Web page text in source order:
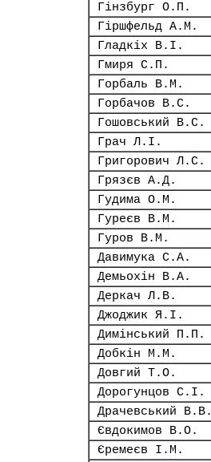
Гінзбург О.П.
Гіршфельд А.М.
Гладкіх В.І.
Гмиря С.П.
Горбаль В.М.
Горбачов В.С.
Гошовський В.С.
Грач Л.І.
Григорович Л.С.
Грязєв А.Д.
Гудима О.М.
Гуреєв В.М.
Гуров В.М.
Давимука С.А.
Демьохін В.А.
Деркач Л.В.
Джоджик Я.І.
Димінський П.П.
Добкін М.М.
Довгий Т.О.
Дорогунцов С.І.
Драчевський В.В.
Євдокимов В.О.
Єремеєв І.М.